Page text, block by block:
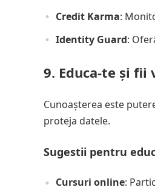
Credit Karma:
Identity Guard:
9. Educa-te și fii
Cunoașterea este
proteja datele.
Sugestii pentru
Cursuri online: